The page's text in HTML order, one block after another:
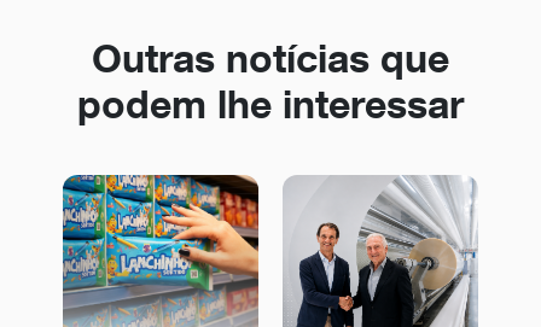
Outras notícias que
podem lhe interessar